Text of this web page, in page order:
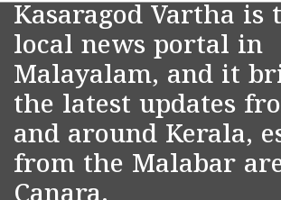
Kasaragod Vartha is
local news portal in
Malayalam, and it
the latest updates
and around Kerala,
from the Malabar